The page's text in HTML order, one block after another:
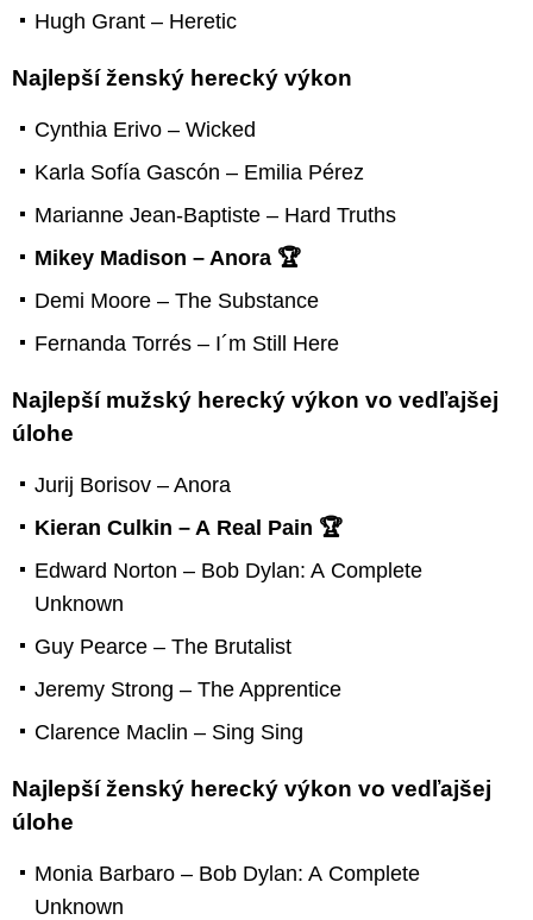
Hugh Grant – Heretic
Najlepší ženský herecký výkon
Cynthia Erivo – Wicked
Karla Sofía Gascón – Emilia Pérez
Marianne Jean-Baptiste – Hard Truths
Mikey Madison – Anora 🏆
Demi Moore – The Substance
Fernanda Torrés – I´m Still Here
Najlepší mužský herecký výkon vo vedľajšej
úlohe
Jurij Borisov – Anora
Kieran Culkin – A Real Pain 🏆
Edward Norton – Bob Dylan: A Complete
Unknown
Guy Pearce – The Brutalist
Jeremy Strong – The Apprentice
Clarence Maclin – Sing Sing
Najlepší ženský herecký výkon vo vedľajšej
úlohe
Monia Barbaro – Bob Dylan: A Complete
Unknown